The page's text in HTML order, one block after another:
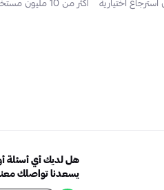
اختيارية
أكثر من 10 مليون مستخدم
هل لديك أي أسئلة
يسعدنا تواصلك